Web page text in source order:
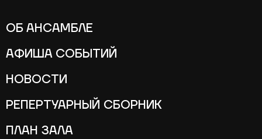
ОБ АНСАМБЛЕ
АФИША СОБЫТИЙ
НОВОСТИ
РЕПЕРТУАРНЫЙ СБОРНИК
ПЛАН ЗАЛА